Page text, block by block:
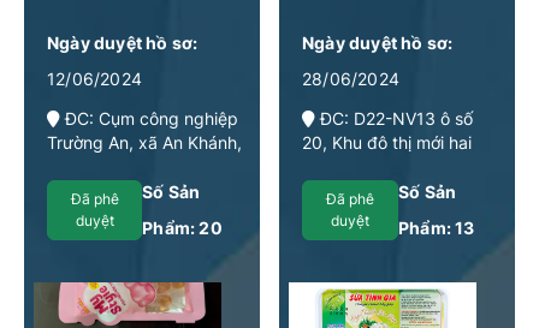
Ngày duyệt hồ sơ:
12/06/2024
ĐC: Cụm công nghiệp
Trường An, xã An Khánh,
phố Hà Nội
Đã phê
duyệt
Số Sản
Phẩm:20
Ngày duyệt hồ sơ:
28/06/2024
ĐC: D22-NV13 ô số
20, Khu đô thị mới hai
Tấn, Xã La Phù, huyện
Hoài Đức, thành phố Hà
Nội, Việt Nam
Đã phê
duyệt
Số Sản
Phẩm:13